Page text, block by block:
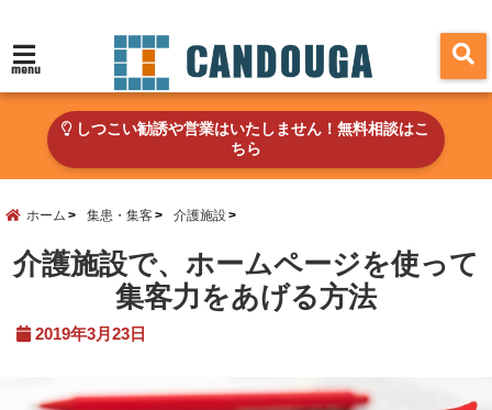
menu
しつこい勧誘や営業はいたしません！無料相談はこ
ちら
ホーム 集患・集客 介護施設
介護施設で、ホームページを使って
集客力をあげる方法
2019年3月23日